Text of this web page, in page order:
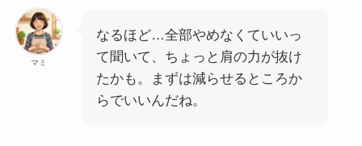
マミ
なるほど…全部やめなくていいっ
て聞いて、ちょっと肩の力が抜け
たかも。まずは減らせるところか
らでいいんだね。